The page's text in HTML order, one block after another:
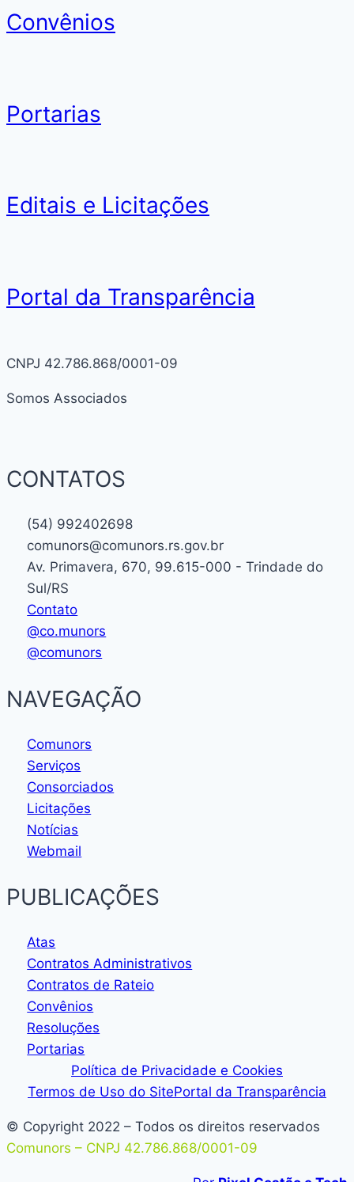
Convênios
Portarias
Editais e Licitações
Portal da Transparência
CNPJ 42.786.868/0001-09
Somos Associados
CONTATOS
(54) 992402698
comunors@comunors.rs.gov.br
Av. Primavera, 670, 99.615-000 - Trindade do
Sul/RS
Contato
@co.munors
@comunors
NAVEGAÇÃO
Comunors
Serviços
Consorciados
Licitações
Notícias
Webmail
PUBLICAÇÕES
Atas
Contratos Administrativos
Contratos de Rateio
Convênios
Resoluções
Portarias
Política de Privacidade e Cookies
Termos de Uso do SitePortal da Transparência
© Copyright 2022 – Todos os direitos reservados
Comunors – CNPJ 42.786.868/0001-09